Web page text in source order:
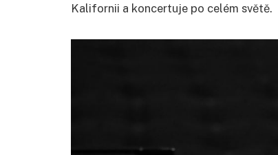
Kalifornii a koncertuje po celém světě.